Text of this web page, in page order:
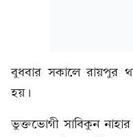
‎বুধবার সকালে রায়পুর
হয়।
‎‎ভুক্তভোগী সাবিকুন